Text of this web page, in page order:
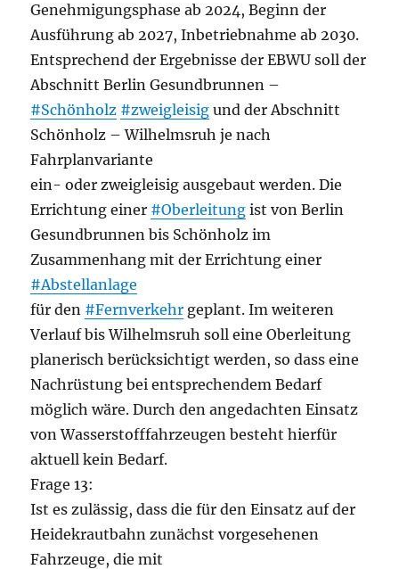
Genehmigungsphase ab 2024, Beginn der
Ausführung ab 2027, Inbetriebnahme ab 2030.
Entsprechend der Ergebnisse der EBWU soll der
Abschnitt Berlin Gesundbrunnen –
#Schönholz #zweigleisig und der Abschnitt
Schönholz – Wilhelmsruh je nach
Fahrplanvariante
ein- oder zweigleisig ausgebaut werden. Die
Errichtung einer #Oberleitung ist von Berlin
Gesundbrunnen bis Schönholz im
Zusammenhang mit der Errichtung einer
#Abstellanlage
für den #Fernverkehr geplant. Im weiteren
Verlauf bis Wilhelmsruh soll eine Oberleitung
planerisch berücksichtigt werden, so dass eine
Nachrüstung bei entsprechendem Bedarf
möglich wäre. Durch den angedachten Einsatz
von Wasserstofffahrzeugen besteht hierfür
aktuell kein Bedarf.
Frage 13:
Ist es zulässig, dass die für den Einsatz auf der
Heidekrautbahn zunächst vorgesehenen
Fahrzeuge, die mit